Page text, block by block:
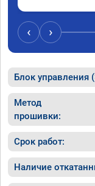
случае
рекомендую
специалиста!
‹ ›
Блок управления
Метод
прошивки:
Срок работ:
Наличие